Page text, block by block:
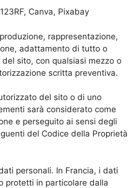
123RF, Canva, Pixabay
rappresentazione,
adattamento di tutto o
sito, con qualsiasi mezzo o
scritta preventiva.
del sito o di uno
sarà considerato come
e perseguito ai sensi degli
del Codice della Proprietà
personali. In Francia, i dati
protetti in particolare dalla